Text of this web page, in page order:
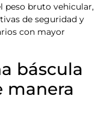
peso bruto vehicular,
de seguridad y
con mayor
báscula
manera